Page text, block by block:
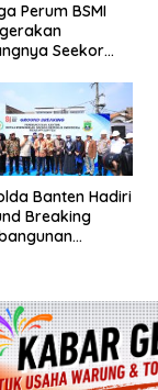
Perum BSMI
Seekor
Banten Hadiri
Breaking